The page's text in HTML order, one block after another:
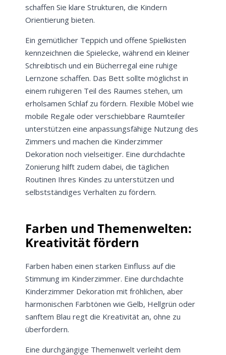
schaffen Sie klare Strukturen, die Kindern
Orientierung bieten.
Ein gemütlicher Teppich und offene Spielkisten
kennzeichnen die Spielecke, während ein kleiner
Schreibtisch und ein Bücherregal eine ruhige
Lernzone schaffen. Das Bett sollte möglichst in
einem ruhigeren Teil des Raumes stehen, um
erholsamen Schlaf zu fördern. Flexible Möbel wie
mobile Regale oder verschiebbare Raumteiler
unterstützen eine anpassungsfähige Nutzung des
Zimmers und machen die Kinderzimmer
Dekoration noch vielseitiger. Eine durchdachte
Zonierung hilft zudem dabei, die täglichen
Routinen Ihres Kindes zu unterstützen und
selbstständiges Verhalten zu fördern.
Farben und Themenwelten:
Kreativität fördern
Farben haben einen starken Einfluss auf die
Stimmung im Kinderzimmer. Eine durchdachte
Kinderzimmer Dekoration mit fröhlichen, aber
harmonischen Farbtönen wie Gelb, Hellgrün oder
sanftem Blau regt die Kreativität an, ohne zu
überfordern.
Eine durchgängige Themenwelt verleiht dem